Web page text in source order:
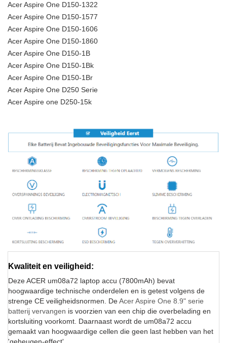
Acer Aspire One D150-1322
Acer Aspire One D150-1577
Acer Aspire One D150-1606
Acer Aspire One D150-1860
Acer Aspire One D150-1B
Acer Aspire One D150-1Bk
Acer Aspire One D150-1Br
Acer Aspire One D250 Serie
Acer Aspire one D250-15k
Kwaliteit en veiligheid:
Deze ACER um08a72 laptop accu (7800mAh) bevat
hoogwaardige technische onderdelen en is getest volgens de
strenge CE veiligheidsnormen. DeAcer Aspire One 8.9" serie
batterij vervangen is voorzien van een chip die overbelading en
kortsluiting voorkomt. Daarnaast wordt de um08a72 accu
gemaakt van hoogwaardige cellen die geen last hebben van het